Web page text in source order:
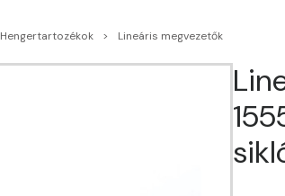
Hengertartozékok Lineáris megvezetők